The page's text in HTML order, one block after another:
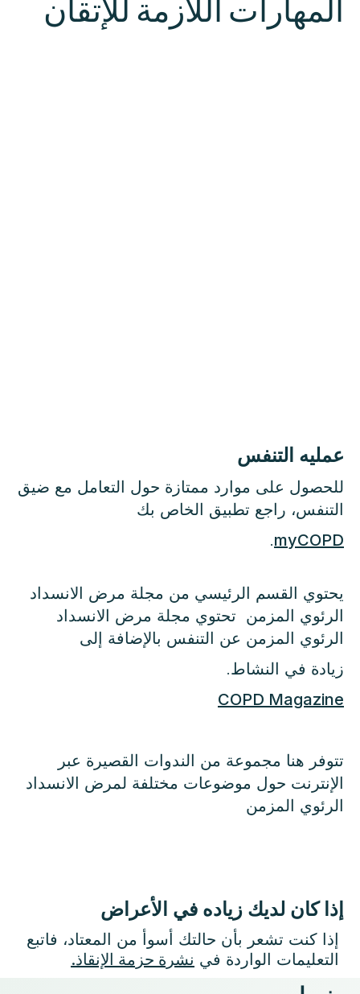
المهارات اللازمة للإتقان
عمليه التنفس
للحصول على موارد ممتازة حول التعامل مع ضيق
التنفس، راجع تطبيق الخاص بك
myCOPD
.
يحتوي القسم الرئيسي من مجلة مرض الانسداد
الرئوي المزمن تحتوي مجلة مرض الانسداد
الرئوي المزمن عن التنفس بالإضافة إلى
زيادة في النشاط.
COPD Magazine
تتوفر هنا مجموعة من الندوات القصيرة عبر
الإنترنت حول موضوعات مختلفة لمرض الانسداد
الرئوي المزمن
إذا كان لديك زياده في الأعراض
إذا كنت تشعر بأن حالتك أسوأ من المعتاد، فاتبع
التعليمات الواردة في نشرة حزمة الإنقاذ.